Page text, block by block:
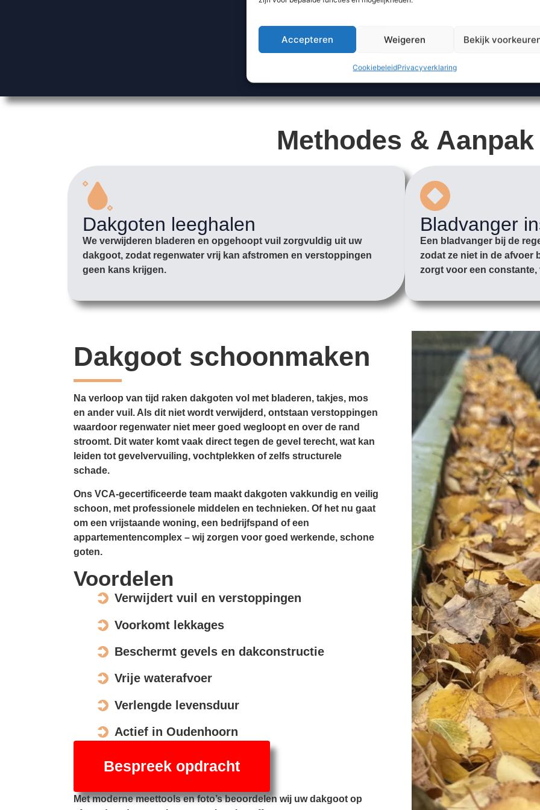
Accepteren Weigeren Bekijk
CookiebeleidPrivacyverklaring
Methodes & Aanpak
Dakgoten leeghalen
We verwijderen bladeren en opgehoopt vuil zorgvuldig uit uw
dakgoot, zodat regenwater vrij kan afstromen en verstoppingen
geen kans krijgen.
Bladvanger
Een bladvanger bij de
zodat ze niet in de afvoer
zorgt voor een constante,
Dakgoot schoonmaken
Na verloop van tijd raken dakgoten vol met bladeren, takjes, mos
en ander vuil. Als dit niet wordt verwijderd, ontstaan verstoppingen
waardoor regenwater niet meer goed wegloopt en over de rand
stroomt. Dit water komt vaak direct tegen de gevel terecht, wat kan
leiden tot gevelvervuiling, vochtplekken of zelfs structurele
schade.
Ons VCA-gecertificeerde team maakt dakgoten vakkundig en veilig
schoon, met professionele middelen en technieken. Of het nu gaat
om een vrijstaande woning, een bedrijfspand of een
appartementencomplex – wij zorgen voor goed werkende, schone
goten.
Voordelen
Verwijdert vuil en verstoppingen
Voorkomt lekkages
Beschermt gevels en dakconstructie
Vrije waterafvoer
Verlengde levensduur
Actief in Oudenhoorn
Bespreek opdracht
Met moderne meettools en foto’s beoordelen wij uw dakgoot op